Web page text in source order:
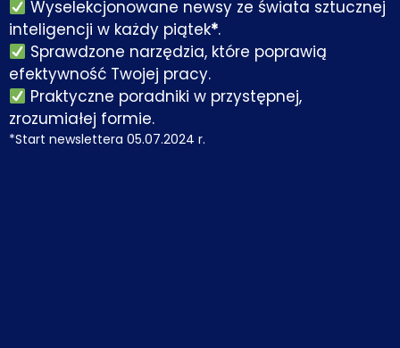
Wyselekcjonowane newsy ze świata sztucznej
inteligencji w każdy piątek*.
Sprawdzone narzędzia, które poprawią
efektywność Twojej pracy.
Praktyczne poradniki w przystępnej,
zrozumiałej formie.
*Start newslettera 05.07.2024 r.